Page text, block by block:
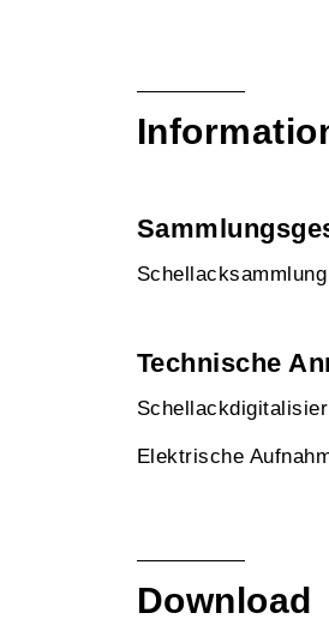
Technische
Elektrische
Download